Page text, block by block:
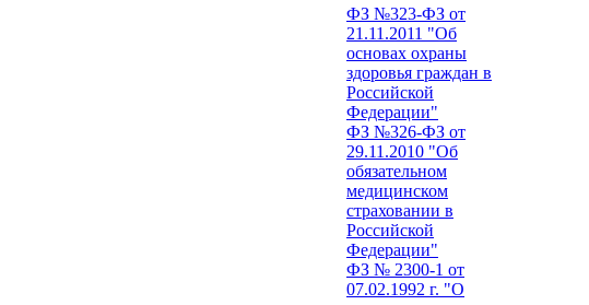
ФЗ №323-ФЗ от
21.11.2011 "Об
основах охраны
здоровья граждан в
Российской
Федерации"
ФЗ №326-ФЗ от
29.11.2010 "Об
обязательном
медицинском
страховании в
Российской
Федерации"
ФЗ № 2300-1 от
07.02.1992 г. "О